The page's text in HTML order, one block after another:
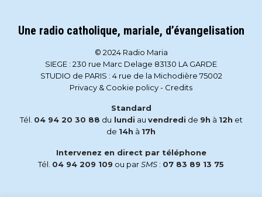
Une radio catholique, mariale, d’évangelisation
© 2024 Radio Maria
SIEGE : 230 rue Marc Delage 83130 LA GARDE
STUDIO de PARIS : 4 rue de la Michodière 75002
Privacy & Cookie policy- Credits
Standard
Tél. 04 94 20 30 88 du lundi au vendredi de 9h à 12h et
de 14h à 17h
Intervenez en direct par téléphone
Tél. 04 94 209 109 ou parSMS : 07 83 89 13 75